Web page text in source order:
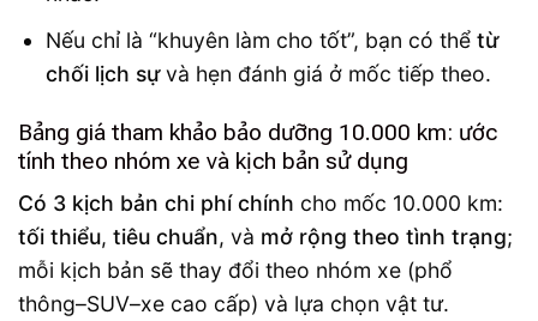
Nếu chỉ là “khuyên làm cho tốt”, bạn có thể từ
chối lịch sựvà hẹn đánh giá ở mốc tiếp theo.
Bảng giá tham khảo bảo dưỡng 10.000 km: ước
tính theo nhóm xe và kịch bản sử dụng
Có 3 kịch bản chi phí chính cho mốc 10.000 km:
tối thiểu, tiêu chuẩn, và mở rộng theo tình trạng;
mỗi kịch bản sẽ thay đổi theo nhóm xe (phổ
thông–SUV–xe cao cấp) và lựa chọn vật tư.